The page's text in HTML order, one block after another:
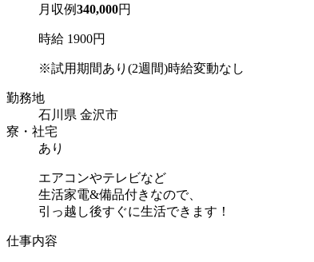
月収例340,000円
時給 1900円
※試用期間あり(2週間)時給変動なし
勤務地
石川県 金沢市
寮・社宅
あり
エアコンやテレビなど
生活家電&備品付きなので、
引っ越し後すぐに生活できます！
仕事内容